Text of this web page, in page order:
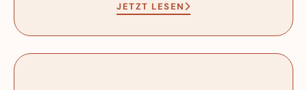
JETZT LESEN